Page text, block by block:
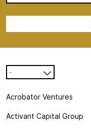
-
Acrobator Ventures
Activant Capital Group